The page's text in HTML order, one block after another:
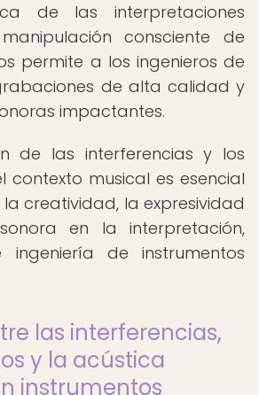
de las interpretaciones
consciente de
permite a los ingenieros de
de alta calidad y
impactantes.
de las interferencias y los
contexto musical es esencial
creatividad, la expresividad
en la interpretación,
ingeniería de instrumentos
las interferencias,
y la acústica
instrumentos